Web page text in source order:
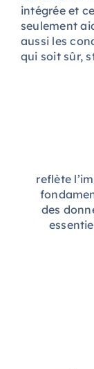
intégrée et
seulement
aussi les
qui soit sûr,
reflète
des